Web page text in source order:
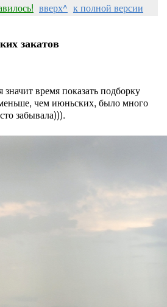
вверх^ к полной версии
закатов
время показать подборку
чем июньских, было много
забывала))).